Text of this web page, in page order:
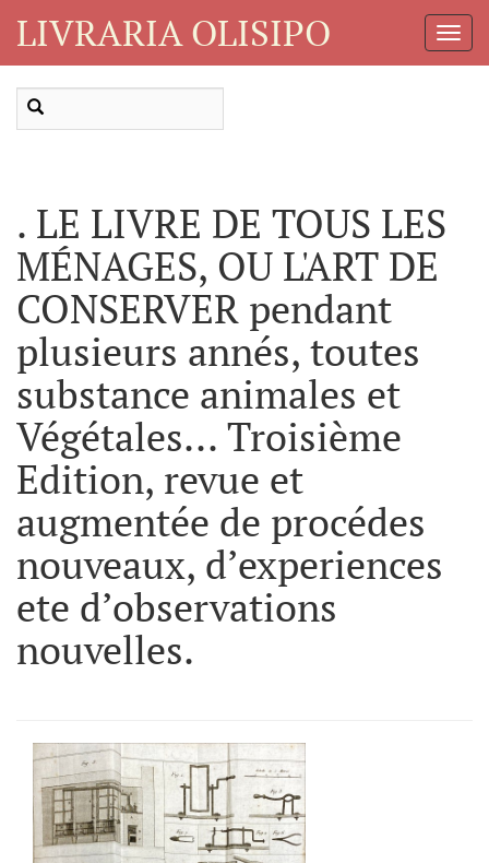
LIVRARIA OLISIPO
. LE LIVRE DE TOUS LES
MÉNAGES, OU L'ART DE
CONSERVER pendant
plusieurs annés, toutes
substance animales et
Végétales... Troisième
Edition, revue et
augmentée de procédes
nouveaux, d’experiences
ete d’observations
nouvelles.